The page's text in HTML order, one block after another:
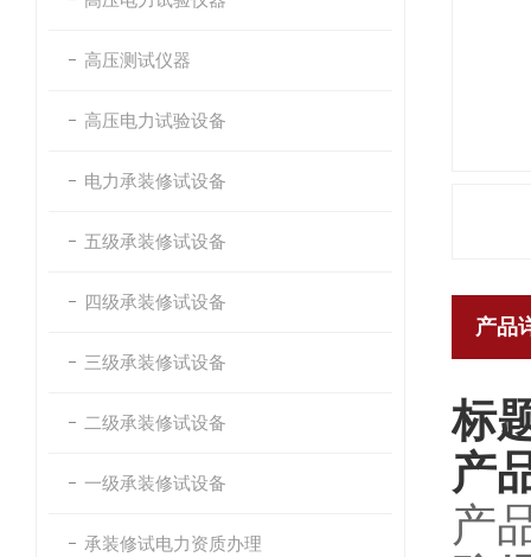
高压测试仪器
高压电力试验设备
电力承装修试设备
五级承装修试设备
四级承装修试设备
三级承装修试设备
二级承装修试设备
一级承装修试设备
承装修试电力资质办理
产品
标
产
产